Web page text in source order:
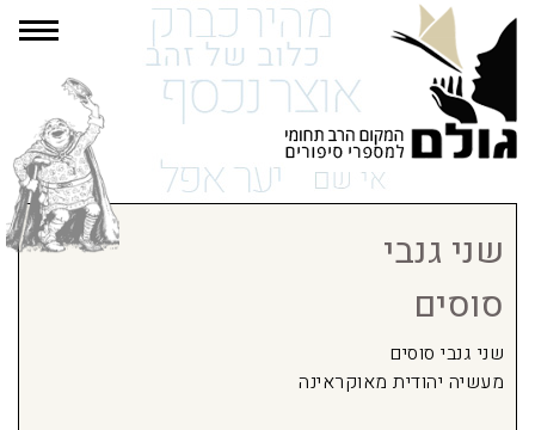
שני גנבי
סוסים
שני גנבי סוסים
מעשיה יהודית מאוקראינה